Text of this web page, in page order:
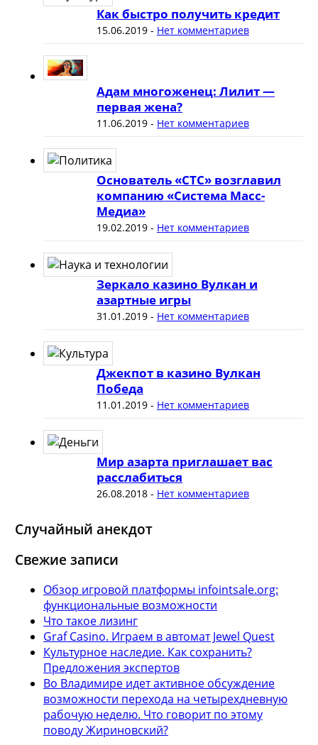
Как быстро получить кредит
15.06.2019- Нет комментариев
Адам многоженец: Лилит —
первая жена?
11.06.2019- Нет комментариев
Основатель «СТС» возглавил
компанию «Система Масс-
Медиа»
19.02.2019- Нет комментариев
Зеркало казино Вулкан и
азартные игры
31.01.2019- Нет комментариев
Джекпот в казино Вулкан
Победа
11.01.2019- Нет комментариев
Мир азарта приглашает вас
расслабиться
26.08.2018- Нет комментариев
Случайный анекдот
Свежие записи
Обзор игровой платформы infointsale.org:
функциональные возможности
Что такое лизинг
Graf Casino. Играем в автомат Jewel Quest
Культурное наследие. Как сохранить?
Предложения экспертов
Во Владимире идет активное обсуждение
возможности перехода на четырехдневную
рабочую неделю. Что говорит по этому
поводу Жириновский?